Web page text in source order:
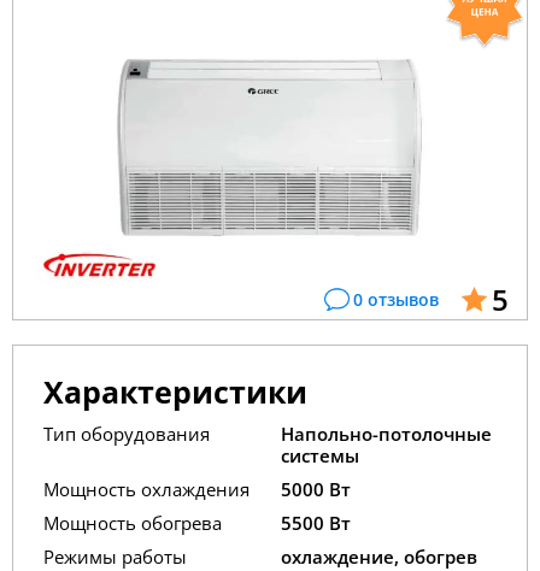
0 отзывов 5
Характеристики
Тип оборудования
Напольно-потолочные
системы
Мощность охлаждения
5000 Вт
Мощность обогрева
5500 Вт
Режимы работы
охлаждение, обогрев